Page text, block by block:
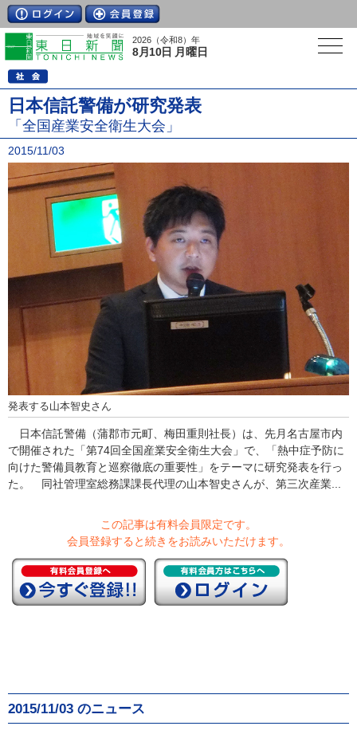
2026（令和8）年
8月10日 月曜日
日本信託警備が研究発表
「全国産業安全衛生大会」
2015/11/03
発表する山本智史さん
日本信託警備（蒲郡市元町、梅田重則社長）は、先月名古屋市内
で開催された「第74回全国産業安全衛生大会」で、「熱中症予防に
向けた警備員教育と巡察徹底の重要性」をテーマに研究発表を行っ
た。 同社管理室総務課課長代理の山本智史さんが、第三次産業...
この記事は有料会員限定です。
会員登録すると続きをお読みいただけます。
2015/11/03 のニュース